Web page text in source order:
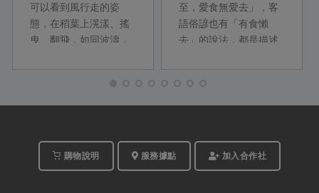
可以看到風行走的姿
態，在稻葉上滉漾、搖
曳、翻飛，如同波濤，
一切都無痕跡，仍然只
是靜靜的稻田。這是作
家蔣勳對縱谷日常的描
至，愛食無愛去」，客
語俗諺也有「有食懶
去」的說法，都是描述
疲勞的狀態，就算有美
想吃卻不願意出門；所
兩道能補充豐富營養的
當季蔬果土鍋料理，讓
購物說明 服務據點 加入合作社